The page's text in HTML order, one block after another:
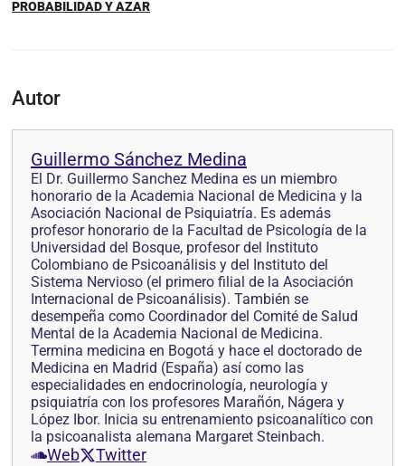
PROBABILIDAD Y AZAR
Autor
Guillermo Sánchez Medina
El Dr. Guillermo Sanchez Medina es un miembro
honorario de la Academia Nacional de Medicina y la
Asociación Nacional de Psiquiatría. Es además
profesor honorario de la Facultad de Psicología de la
Universidad del Bosque, profesor del Instituto
Colombiano de Psicoanálisis y del Instituto del
Sistema Nervioso (el primero filial de la Asociación
Internacional de Psicoanálisis). También se
desempeña como Coordinador del Comité de Salud
Mental de la Academia Nacional de Medicina.
Termina medicina en Bogotá y hace el doctorado de
Medicina en Madrid (España) así como las
especialidades en endocrinología, neurología y
psiquiatría con los profesores Marañón, Nágera y
López Ibor. Inicia su entrenamiento psicoanalítico con
la psicoanalista alemana Margaret Steinbach.
Web Twitter